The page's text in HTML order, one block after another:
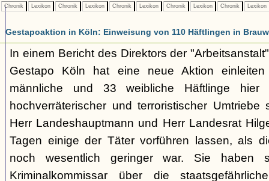
Chronik Lexikon Chronik Lexikon Chronik Lexikon Chronik Lexikon Chronik Lexikon
Gestapoaktion in Köln: Einweisung von 110 Häftlingen in
In einem Bericht des Direktors der
Gestapo Köln hat eine neue Aktion
männliche und 33 weibliche Häftlinge hier
hochverräterischer und terroristischer Umtriebe
Herr Landeshauptmann und Herr Landesrat
Tagen einige der Täter vorführen lassen, als
noch wesentlich geringer war. Sie haben
Kriminalkommissar über die